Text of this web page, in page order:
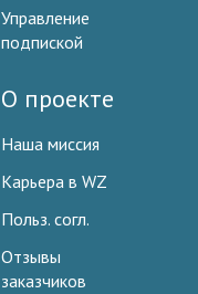
Управление
подпиской
О проекте
Наша миссия
Карьера в WZ
Польз. согл.
Отзывы
заказчиков